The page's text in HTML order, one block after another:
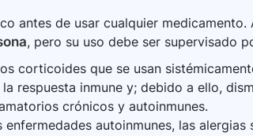
antes de usar cualquier
, pero su uso debe ser supervisado
corticoides que se usan
la respuesta inmune y; debido a ello,
crónicos y autoinmunes.
autoinmunes, las alergias